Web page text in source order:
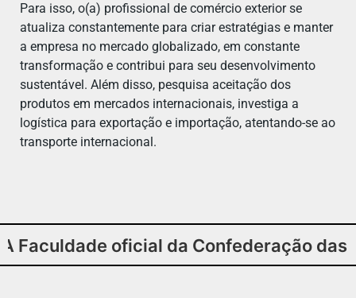
Para isso, o(a) profissional de comércio exterior se
atualiza constantemente para criar estratégias e manter
a empresa no mercado globalizado, em constante
transformação e contribui para seu desenvolvimento
sustentável. Além disso, pesquisa aceitação dos
produtos em mercados internacionais, investiga a
logística para exportação e importação, atentando-se ao
transporte internacional.
oficial da Confederação das